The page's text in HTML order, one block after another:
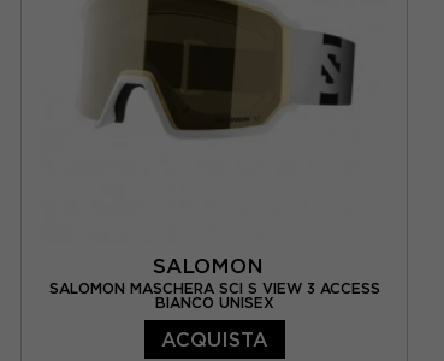
SALOMON
SALOMON MASCHERA SCI S VIEW 3 ACCESS
BIANCO UNISEX
ACQUISTA